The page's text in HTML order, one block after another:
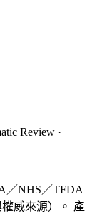
Review ·
／NHS／TFDA
權威來源）。 產